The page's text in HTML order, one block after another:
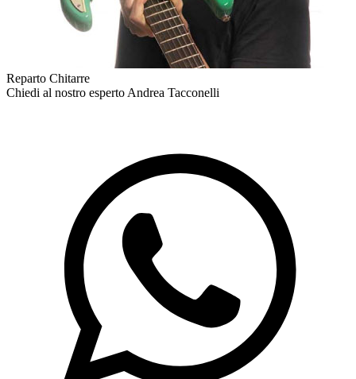
Reparto Chitarre
Chiedi al nostro espertoAndrea Tacconelli